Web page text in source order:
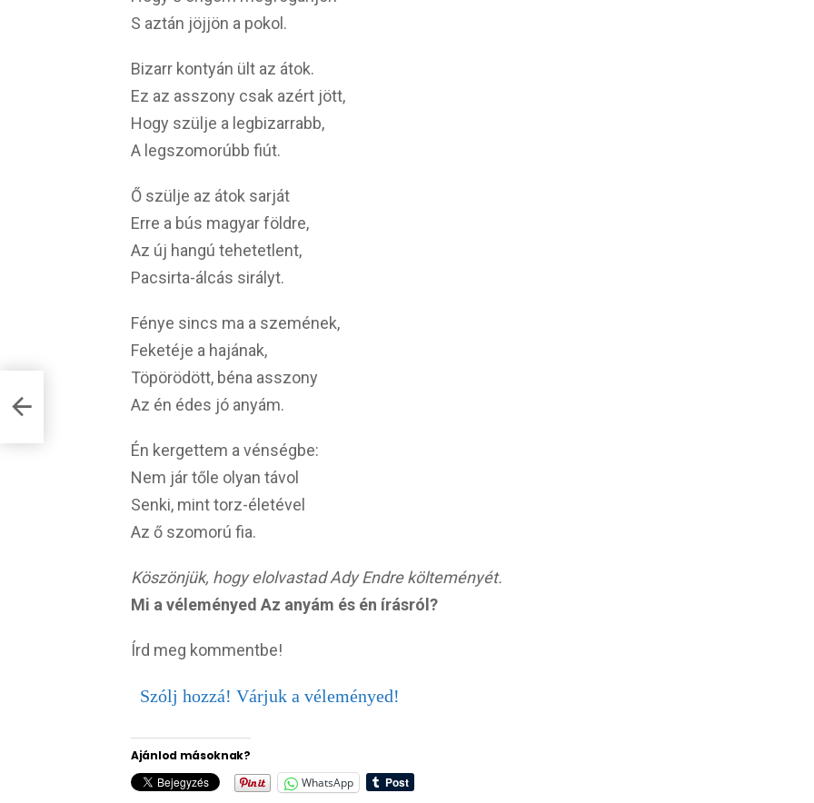
S aztán jöjjön a pokol.
Bizarr kontyán ült az átok.
Ez az asszony csak azért jött,
Hogy szülje a legbizarrabb,
A legszomorúbb fiút.
Ő szülje az átok sarját
Erre a bús magyar földre,
Az új hangú tehetetlent,
Pacsirta-álcás sirályt.
Fénye sincs ma a szemének,
Feketéje a hajának,
Töpörödött, béna asszony
Az én édes jó anyám.
Én kergettem a vénségbe:
Nem jár tőle olyan távol
Senki, mint torz-életével
Az ő szomorú fia.
Köszönjük, hogy elolvastad Ady Endre költeményét.
Mi a véleményed Az anyám és én írásról?
Írd meg kommentbe!
Szólj hozzá! Várjuk a véleményed!
Ajánlod másoknak?
WhatsApp